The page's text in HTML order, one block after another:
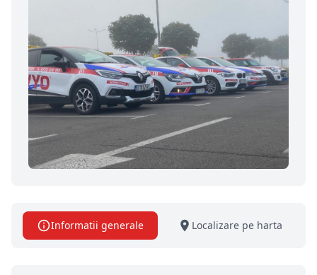
Informatii generale Localizare pe harta